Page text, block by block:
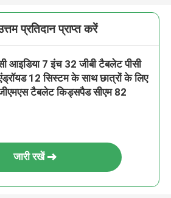
प्रतिदान प्राप्त करें
आइडिया 7 इंच 32 जीबी टैबलेट पीसी
12 सिस्टम के साथ छात्रों के लिए
टैबलेट किड्सपैड सीएम 82
जारी रखें